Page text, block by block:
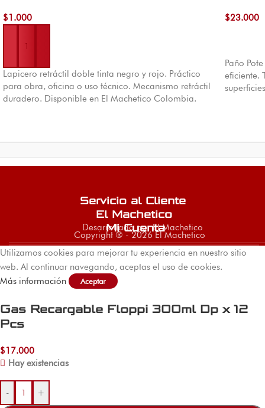
$1.000
Lapicero retráctil doble tinta negro y rojo. Práctico
para obra, oficina o uso técnico. Mecanismo retráctil
duradero. Disponible en El Machetico Colombia.
$23.000
Añadir al
Paño
eficiente.
Servicio al Cliente
El Machetico
Mi Cuenta
Desarrollado por El Machetico
Copyright ® - 2026 El Machetico
Utilizamos cookies para mejorar tu experiencia en nuestro sitio
web. Al continuar navegando, aceptas el uso de cookies.
Más información
Aceptar
Gas Recargable Floppi 300ml Dp x 12
Pcs
$17.000
Hay existencias
- +